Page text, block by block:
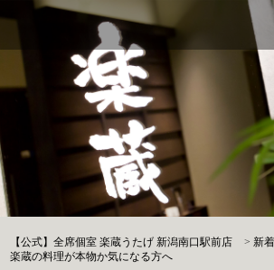
【公式】全席個室 楽蔵うたげ 新潟南口駅前店 >新
楽蔵の料理が本物か気になる方へ